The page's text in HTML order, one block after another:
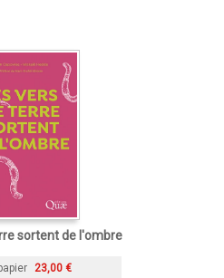
sortent de l'ombre
23,00 €